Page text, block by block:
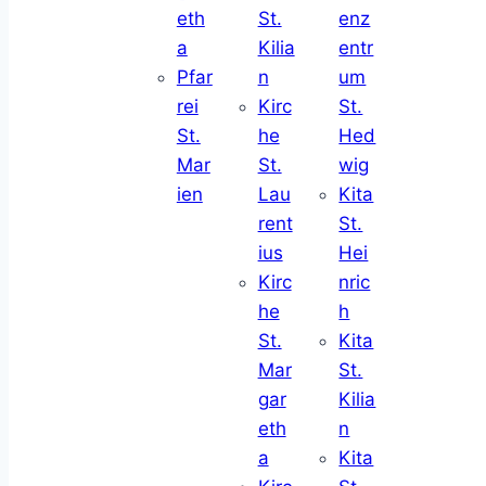
eth
a
Pfar
rei
St.
Mar
ien
St.
Kilia
n
Kirc
he
St.
Lau
rent
ius
Kirc
he
St.
Mar
gar
eth
a
enz
entr
um
St.
Hed
wig
Kita
St.
Hei
nric
h
Kita
St.
Kilia
n
Kita